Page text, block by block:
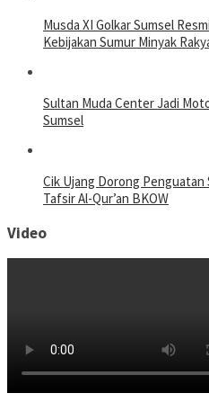
Musda XI Golkar Sumsel
Kebijakan Sumur Minyak
Sultan Muda Center Jadi
Sumsel
Cik Ujang Dorong
Tafsir Al-Qur’an BKOW
Video